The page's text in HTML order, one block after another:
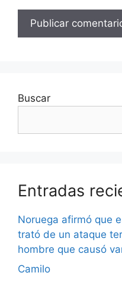
Buscar
Entradas
Noruega afirmó que
trató de un ataque
hombre que causó
Camilo